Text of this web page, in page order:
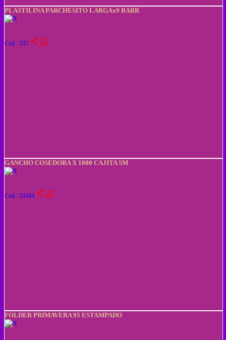
PLASTILINA PARCHESITO LARGAx9 BARR
Cod : 337 share
GANCHO COSEDORA X 1000 CAJITA SM
Cod : 24184 share
FOLDER PRIMAVERA 95 ESTAMPADO